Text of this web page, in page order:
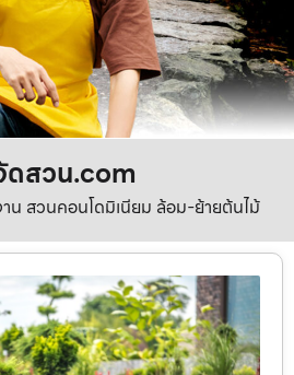
ดสวน.com
น สวนคอนโดมิเนียม ล้อม-ย้ายต้นไม้